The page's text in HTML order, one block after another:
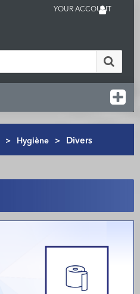
YOUR ACCOUNT
> Hygiène > Divers